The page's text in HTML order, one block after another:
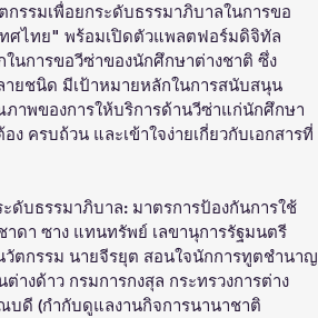
กรรมเพื่อยกระดับธรรมาภิบาลในการขอ
ศไทย" พร้อมเปิดตัวแพลตฟอร์มดิจิทัล
นการขอวีซ่าของนักศึกษาต่างชาติ ซึ่ง
ายชนิด มีเป้าหมายหลักในการสนับสนุน
าพของการให้บริการด้านวีซ่าแก่นักศึกษา
ครบถ้วน และเข้าใจง่ายเกี่ยวกับเอกสารที่
ดับธรรมาภิบาล: มาตรการป้องกันการใช้
ดา ซาง แทนทรัพย์ เลขานุการรัฐมนตรี
วัตกรรม นายจีรยุต สอนใจนักการทูตชำนาญ
างด้าว กรมการกงสุล กระทรวงการต่าง
ดี (กำกับดูแลงานกิจการนานาชาติ